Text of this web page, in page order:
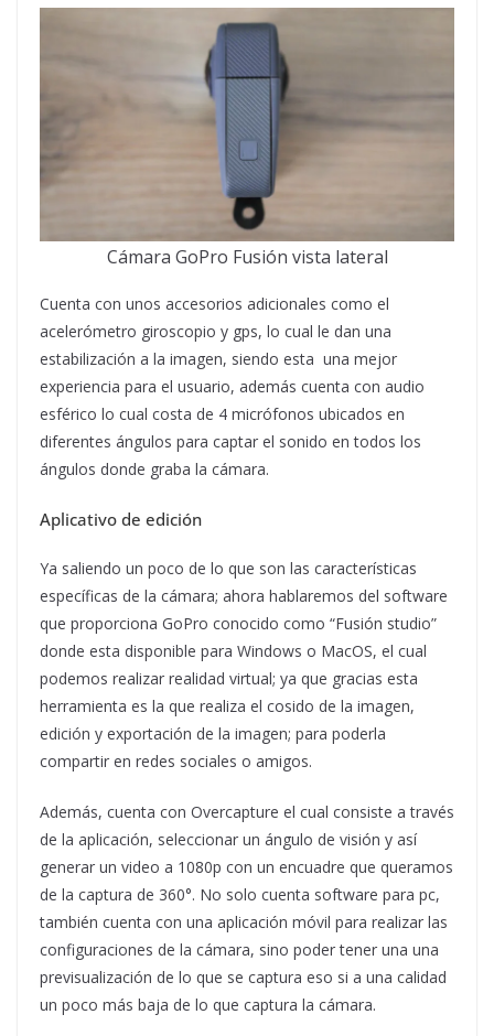
Cámara GoPro Fusión vista lateral
Cuenta con unos accesorios adicionales como el
acelerómetro giroscopio y gps, lo cual le dan una
estabilización a la imagen, siendo esta una mejor
experiencia para el usuario, además cuenta con audio
esférico lo cual costa de 4 micrófonos ubicados en
diferentes ángulos para captar el sonido en todos los
ángulos donde graba la cámara.
Aplicativo de edición
Ya saliendo un poco de lo que son las características
específicas de la cámara; ahora hablaremos del software
que proporciona GoPro conocido como “Fusión studio”
donde esta disponible para Windows o MacOS, el cual
podemos realizar realidad virtual; ya que gracias esta
herramienta es la que realiza el cosido de la imagen,
edición y exportación de la imagen; para poderla
compartir en redes sociales o amigos.
Además, cuenta con Overcapture el cual consiste a través
de la aplicación, seleccionar un ángulo de visión y así
generar un video a 1080p con un encuadre que queramos
de la captura de 360°. No solo cuenta software para pc,
también cuenta con una aplicación móvil para realizar las
configuraciones de la cámara, sino poder tener una una
previsualización de lo que se captura eso si a una calidad
un poco más baja de lo que captura la cámara.